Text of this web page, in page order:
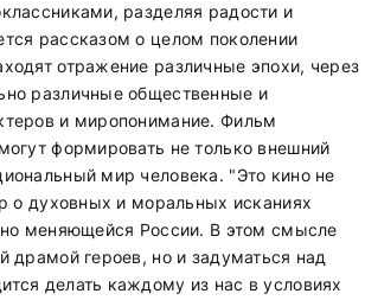
разделяя радости и
рассказом о целом поколении
отражение различные эпохи, через
различные общественные и
и миропонимание. Фильм
формировать не только внешний
мир человека. "Это кино не
о духовных и моральных исканиях
меняющейся России. В этом смысле
драмой героев, но и задуматься над
делать каждому из нас в условиях